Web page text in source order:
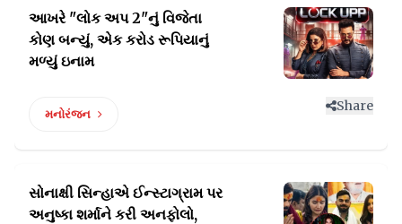
આખરે "લોક અપ 2"નું વિજેતા
કોણ બન્યું, એક કરોડ રૂપિયાનું
મળ્યું ઇનામ
મનોરંજન
Share
સોનાક્ષી સિન્હાએ ઈન્સ્ટાગ્રામ પર
અનુષ્કા શર્માને કરી અનફોલો,